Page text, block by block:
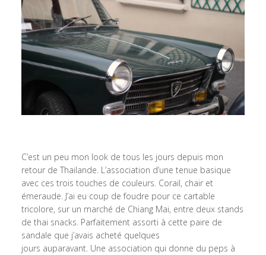
C’est un peu mon look de tous les jours depuis mon
retour de Thailande. L’association d’une tenue basique
avec ces trois touches de couleurs. Corail, chair et
émeraude. J’ai eu coup de foudre pour ce cartable
tricolore, sur un marché de Chiang Mai, entre deux stands
de thai snacks. Parfaitement assorti à cette paire de
sandale que j’avais acheté quelques
jours auparavant. Une association qui donne du peps à